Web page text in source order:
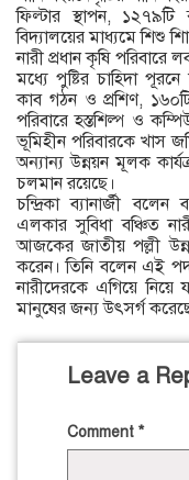
ফিল্টার স্থাপন,
বিদ্যালয়ের মাধ্যমে শিশু
নারী প্রধান কৃষি পরিবারে
মধ্যে পুষ্টির চাহিদা
কাব গঠন ও প্রশিণ, ১৬০টি
পরিবারে হস্তশিল্প ও
ভূমিহীন পরিবারকে খাস
অন্যান্য উন্নয়ন মূলক
চলমান রয়েছে।
চন্দ্রিকা ব্যানার্জী
এলকার সুবিধা বঞ্চিত
আজকের জাতীয় পল্লী
করেন। তিনি বলেন এই
নারীদেরকে এগিয়ে নিয়ে
মানুষের জন্য উৎসর্গ
Leave a
Comment *